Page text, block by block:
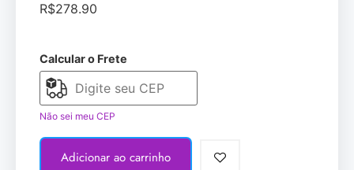
R$278.90
Calcular o Frete
Não sei meu CEP
Adicionar ao carrinho